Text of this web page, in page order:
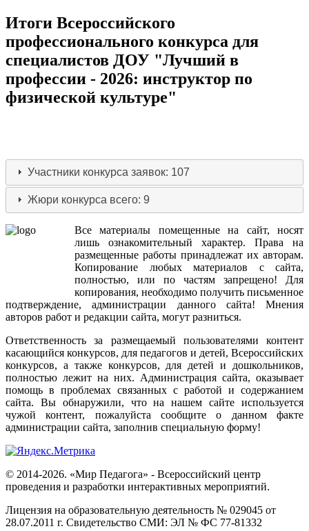
Итоги Всероссийского
профессионального конкурса для
специалистов ДОУ "Лучший в
профессии - 2026: инструктор по
физической культуре"
Участники конкурсазаявок: 107
Жюри конкурса всего: 9
Все материалы помещенные на сайт,носят
лишь
ознакомительный характер. Права
на
размещенные работы принадлежат их авторам.
Копирование
любых материалов с сайта,
полностью, или по частям запрещено! Для
копирования, необходимо получить письменное
подтверждение,администрации данного сайта! Мнения
авторов работ и редакции сайта, могут разниться.
Ответственность
за размещаемый пользователями
контент
касающийся конкурсов, для педагогов и детей, Всероссийских
конкурсов, а также конкурсов, для детей и дошкольников,
полностью лежит на них. Администрация сайта, оказывает
помощь в проблемах связанных с работой и содержанием
сайта. Вы обнаружили, что на нашем сайте используется
чужой
контент, пожалуйста сообщите о данном
факте
администрации сайта, заполнив специальную форму!
© 2014-2026. «Мир Педагога» - Всероссийский центр
проведения и разработки интерактивных мероприятий.
Лицензия на образовательную деятельность № 029045 от
28.07.2011 г. Свидетельство СМИ: ЭЛ № ФС 77-81332